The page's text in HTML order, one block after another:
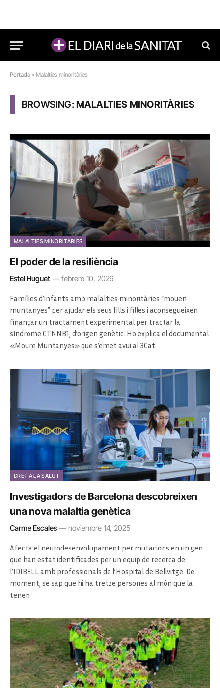
Portada » Malalties minoritàries
BROWSING:MALALTIES MINORITÀRIES
MALALTIES MINORITÀRIES
El poder de la resiliència
Estel Huguet febrero 10, 2026
Famílies d’infants amb malalties minoritàries “mouen
muntanyes” per ajudar els seus fills i filles i aconsegueixen
finançar un tractament experimental per tractar la
síndrome CTNNB1, d’origen genètic. Ho explica el documental
«Moure Muntanyes» que s’emet avui al 3Cat.
DRET A LA SALUT
Investigadors de Barcelona descobreixen
una nova malaltia genètica
Carme Escales noviembre 14, 2025
Afecta el neurodesenvolupament per mutacions en un gen
que han estat identificades per un equip de recerca de
l’IDIBELL amb professionals de l’Hospital de Bellvitge. De
moment, se sap que hi ha tretze persones al món que la
tenen